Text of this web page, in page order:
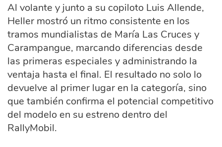
Al volante y junto a su copiloto Luis Allende,
Heller mostró un ritmo consistente en los
tramos mundialistas de María Las Cruces y
Carampangue, marcando diferencias desde
las primeras especiales y administrando la
ventaja hasta el final. El resultado no solo lo
devuelve al primer lugar en la categoría, sino
que también confirma el potencial competitivo
del modelo en su estreno dentro del
RallyMobil.